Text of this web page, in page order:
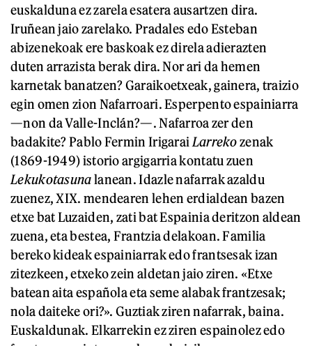
euskalduna ez zarela esatera ausartzen dira.
Iruñean jaio zarelako. Pradales edo Esteban
abizenekoak ere baskoak ez direla adierazten
duten arrazista berak dira. Nor ari da hemen
karnetak banatzen? Garaikoetxeak, gainera, traizio
egin omen zion Nafarroari. Esperpento espainiarra
—non da Valle-Inclán?—. Nafarroa zer den
badakite? Pablo Fermin Irigarai Larrekozenak
(1869-1949) istorio argigarria kontatu zuen
Lekukotasunalanean. Idazle nafarrak azaldu
zuenez, XIX. mendearen lehen erdialdean bazen
etxe bat Luzaiden, zati bat Espainia deritzon aldean
zuena, eta bestea, Frantzia delakoan. Familia
bereko kideak espainiarrak edo frantsesak izan
zitezkeen, etxeko zein aldetan jaio ziren. «Etxe
batean aita española eta seme alabak frantzesak;
nola daiteke ori?». Guztiak ziren nafarrak, baina.
Euskaldunak. Elkarrekin ez ziren espainolez edo